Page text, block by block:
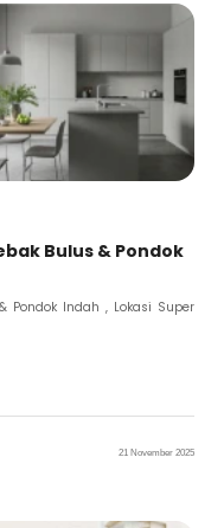
Bulus & Pondok
Pondok Indah , Lokasi Super
21 November 2025